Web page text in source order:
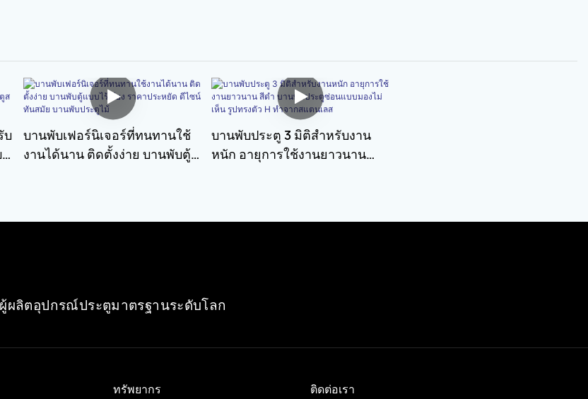
บ
บานพับเฟอร์นิเจอร์ที่ทนทานใช้
งานได้นาน ติดตั้งง่าย บานพับตู้
บานพับประตู 3 มิติสำหรับงาน
หนัก อายุการใช้งานยาวนาน
ผู้ผลิตอุปกรณ์ประตูมาตรฐานระดับโลก
ทรัพยากร ติดต่อเรา